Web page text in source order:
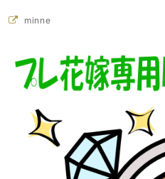
minne